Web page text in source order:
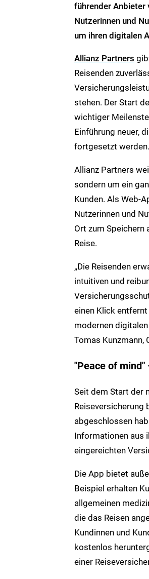
führender Anbieter
Nutzerinnen und
um ihren digitalen
Allianz Partners
Reisenden
stehen. Der Start
wichtiger
Einführung neuer,
fortgesetzt werden.
Allianz Partners
sondern um ein
Kunden. Als Web-
Nutzerinnen und
Ort zum Speichern
Reise.
„Die Reisenden
intuitiven und
einen Klick
modernen
Tomas Kunzmann,
"Peace of
Seit dem Start der
Reiseversicherung
abgeschlossen
Informationen aus
eingereichten
Die App bietet
Beispiel erhalten
allgemeinen
die das Reisen
Kundinnen und
kostenlos
einer